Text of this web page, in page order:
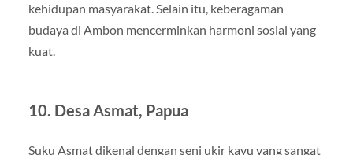
kehidupan masyarakat. Selain itu, keberagaman
budaya di Ambon mencerminkan harmoni sosial yang
kuat.
10. Desa Asmat, Papua
Suku Asmat dikenal dengan seni ukir kayu yang sangat